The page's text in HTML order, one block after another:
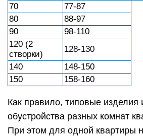
70
77-87
80
88-97
90
98-110
120 (2
створки)
128-130
140
148-150
150
158-160
Как правило, типовые изделия
обустройства разных комнат
При этом для одной квартиры